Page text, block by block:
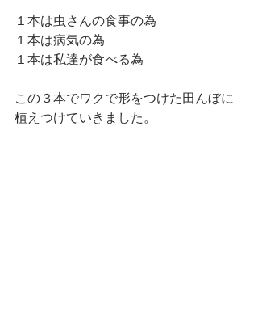
１本は虫さんの食事の為
１本は病気の為
１本は私達が食べる為
この３本でワクで形をつけた田んぼに
植えつけていきました。